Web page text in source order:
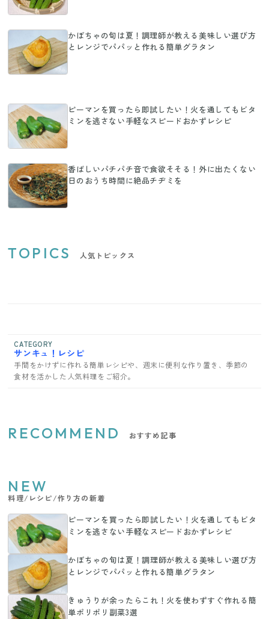
かぼちゃの旬は夏！調理師が教える美味しい選び方
とレンジでパパッと作れる簡単グラタン
ピーマンを買ったら即試したい！火を通してもビタ
ミンを逃さない手軽なスピードおかずレシピ
香ばしいパチパチ音で食欲そそる！外に出たくない
日のおうち時間に絶品チヂミを
TOPICS 人気トピックス
CATEGORY
サンキュ！レシピ
手間をかけずに作れる簡単レシピや、週末に便利な作り置き、季節の
食材を活かした人気料理をご紹介。
RECOMMEND おすすめ記事
NEW
料理/レシピ/作り方の新着
ピーマンを買ったら即試したい！火を通してもビタ
ミンを逃さない手軽なスピードおかずレシピ
かぼちゃの旬は夏！調理師が教える美味しい選び方
とレンジでパパッと作れる簡単グラタン
きゅうりが余ったらこれ！火を使わずすぐ作れる簡
単ポリポリ副菜3選